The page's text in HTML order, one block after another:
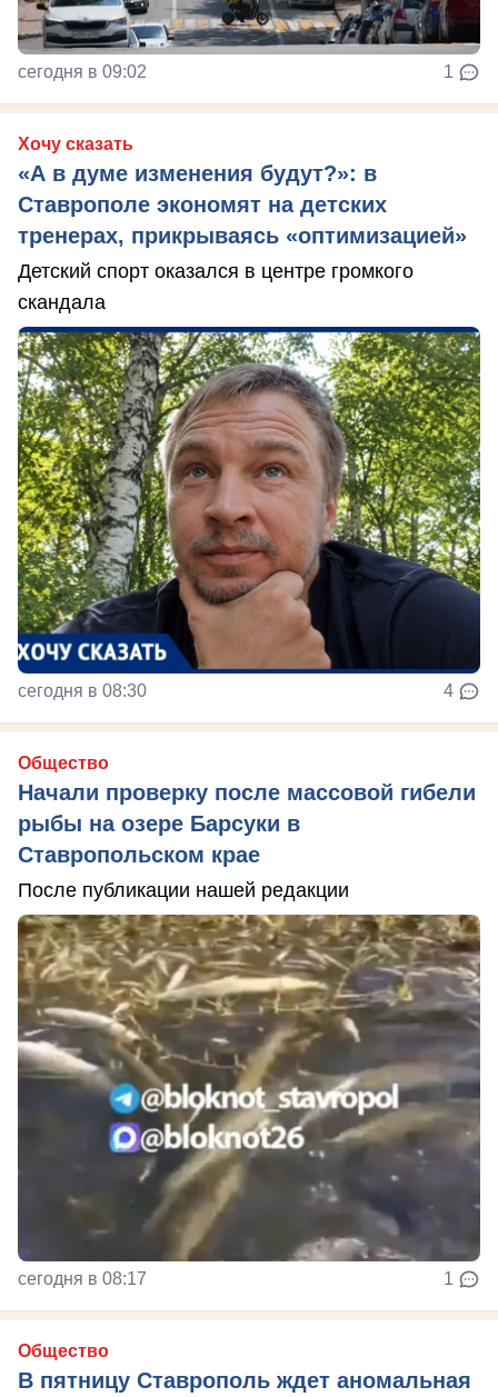
сегодня в 09:02 1
Хочу сказать
«А в думе изменения будут?»: в
Ставрополе экономят на детских
тренерах, прикрываясь «оптимизацией»
Детский спорт оказался в центре громкого
скандала
сегодня в 08:30 4
Общество
Начали проверку после массовой гибели
рыбы на озере Барсуки в
Ставропольском крае
После публикации нашей редакции
сегодня в 08:17 1
Общество
В пятницу Ставрополь ждет аномальная